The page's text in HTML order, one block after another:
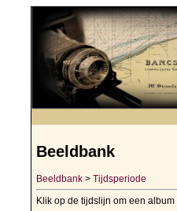
Beeldbank
Beeldbank > Tijdsperiode
Klik op de tijdslijn om een album